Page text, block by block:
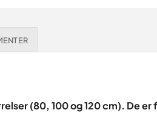
(80, 100 og 120 cm). De